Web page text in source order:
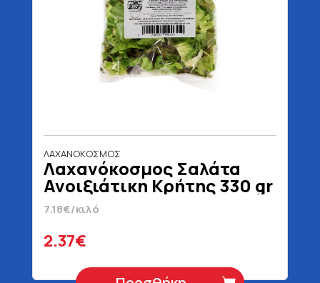
ΛΑΧΑΝΟΚΟΣΜΟΣ
Λαχανόκοσμος Σαλάτα
Ανοιξιάτικη Κρήτης 330 gr
7.18€/κιλό
2.37€